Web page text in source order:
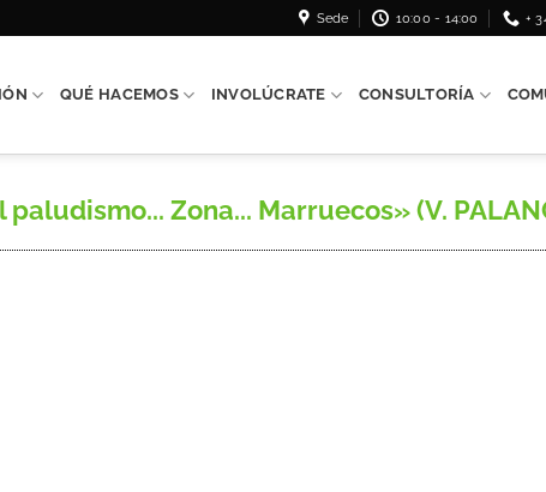
Sede 10:00 - 14:00 +
QUÉ HACEMOS INVOLÚCRATE CONSULTORÍA
paludismo... Zona... Marruecos» (V.